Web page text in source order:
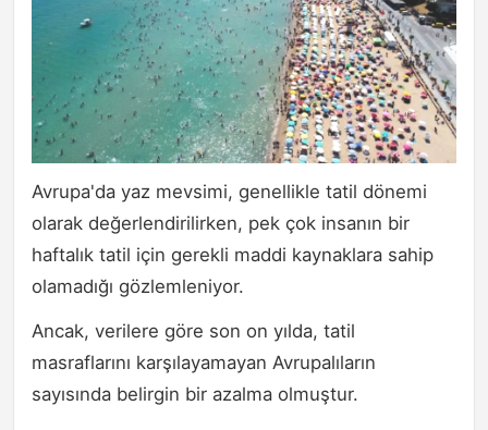
Avrupa'da yaz mevsimi, genellikle tatil dönemi
olarak değerlendirilirken, pek çok insanın bir
haftalık tatil için gerekli maddi kaynaklara sahip
olamadığı gözlemleniyor.
Ancak, verilere göre son on yılda, tatil
masraflarını karşılayamayan Avrupalıların
sayısında belirgin bir azalma olmuştur.